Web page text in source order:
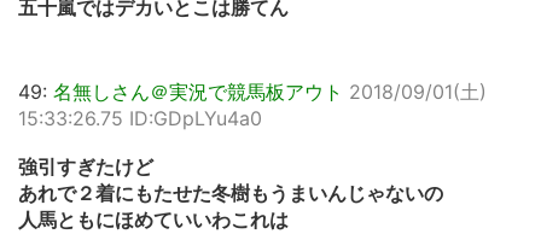
五十嵐ではデカいとこは勝てん
49: 名無しさん＠実況で競馬板アウト 2018/09/01(土)
15:33:26.75 ID:GDpLYu4a0
強引すぎたけど
あれで２着にもたせた冬樹もうまいんじゃないの
人馬ともにほめていいわこれは